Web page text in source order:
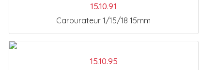
15.10.91
Carburateur 1/15/18 15mm
15.10.95